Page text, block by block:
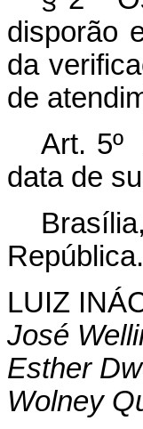
disporão
da
de
Art. 5º
data de
República.
LUIZ
José
Esther
Wolney